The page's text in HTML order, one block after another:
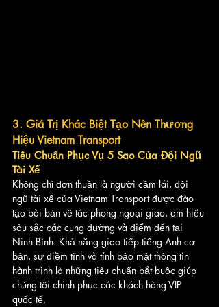
3. Giá Trị Khác Biệt Tạo Nên Thương
Hiệu Vietnam Transport
Tiêu Chuẩn Phục Vụ 5 Sao Của Đội Ngũ
Tài Xế
Không chỉ đơn thuần là người cầm lái, đội
ngũ tài xế của Vietnam Transport được đào
tạo bài bản về tác phong ngoại giao, am hiểu
sâu sắc các cung đường và điểm đến tại
Ninh Bình. Khả năng giao tiếp tiếng Anh cơ
bản, sự điềm tĩnh và tính bảo mật thông tin
hành trình là những tiêu chuẩn bắt buộc giúp
chúng tôi chinh phục các khách hàng VIP
quốc tế.